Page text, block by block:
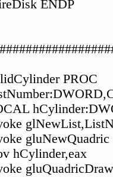
ENDP
PROC
gluNewQuadric
hCylinder,eax